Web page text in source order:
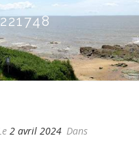
2 avril 2024 Dans